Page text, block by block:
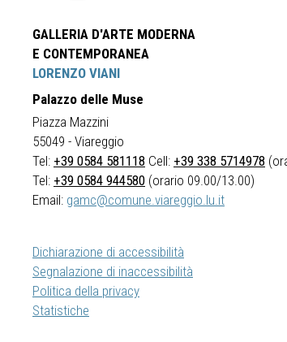
GALLERIA D'ARTE MODERNA
E CONTEMPORANEA
LORENZO VIANI
Palazzo delle Muse
Piazza Mazzini
55049 - Viareggio
Tel: +39 0584 581118 Cell: +39 338 5714978
Tel: +39 0584 944580 (orario 09.00/13.00)
Email: gamc@comune.viareggio.lu.it
Dichiarazione di accessibilità
Segnalazione di inaccessibilità
Politica della privacy
Statistiche